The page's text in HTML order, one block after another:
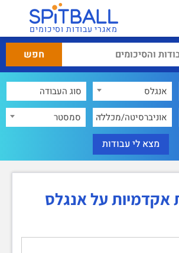
מאגרי עבודות וסיכומים
אנגלס
אוניברסיטה/מכללה סמסטר
אקדמיות על אנגלס